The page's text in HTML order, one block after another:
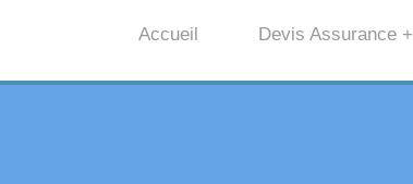
Accueil Devis Assurance +